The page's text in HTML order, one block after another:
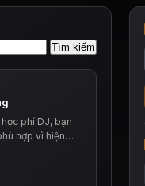
phí DJ, bạn
hợp vì hiện…